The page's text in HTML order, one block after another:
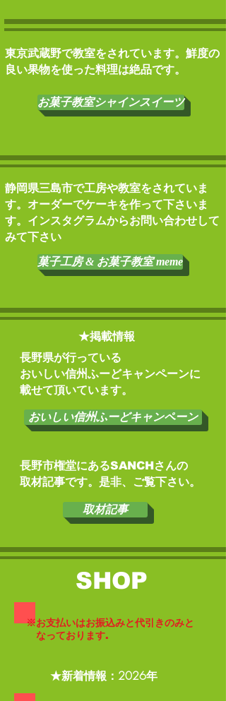
​東京武蔵野で教室をされています。鮮度の
良い果物を使った料理は絶品です。
お菓子教室シャインスイーツ
​静岡県三島市で工房や教室をされていま
す。オーダーでケーキを作って下さいま
す。インスタグラムからお問い合わせして
みて下さい
菓子工房 & お菓子教室 meme
​★掲載情報
長野県が行っている
​おいしい信州ふーどキャンペーンに
​載せて頂いています。
おいしい信州ふーどキャンペーン
長野市権堂にあるSANCHさんの
​取材記事です。是非、ご覧下さい。
取材記事
​※お支払いはお振込みと代引きのみと
​ なっております.
SHOP
​★新着情報：2026年